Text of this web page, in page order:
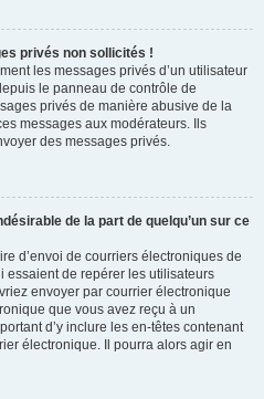
privés non sollicités !
les messages privés d’un utilisateur
le panneau de contrôle de
privés de manière abusive de la
messages aux modérateurs. Ils
des messages privés.
de la part de quelqu’un sur ce
d’envoi de courriers électroniques de
essaient de repérer les utilisateurs
envoyer par courrier électronique
que vous avez reçu à un
d’y inclure les en-têtes contenant
électronique. Il pourra alors agir en